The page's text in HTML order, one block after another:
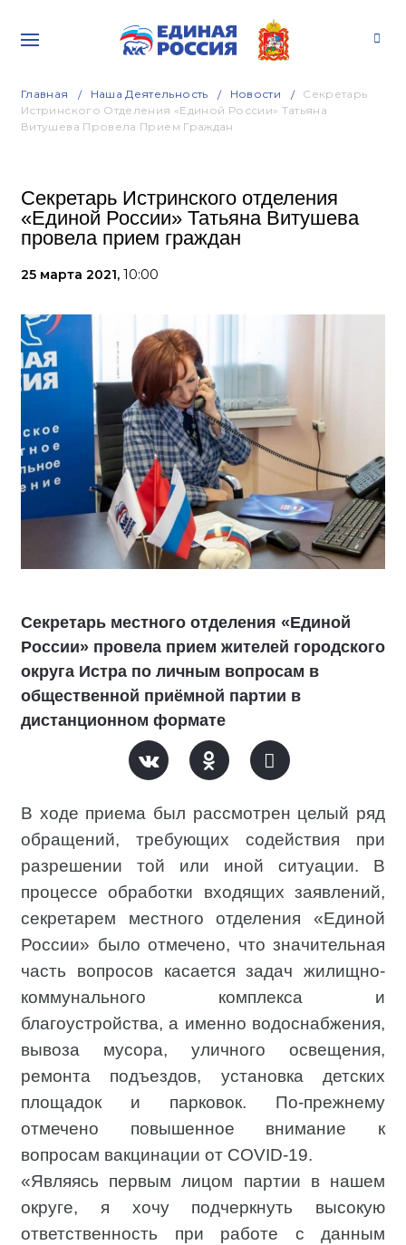
Главная Наша Деятельность Новости
Секретарь
Истринского Отделения «Единой России» Татьяна
Витушева Провела Прием Граждан
Секретарь Истринского отделения
«Единой России» Татьяна Витушева
провела прием граждан
25 марта 2021, 10:00
Секретарь местного отделения «Единой
России» провела прием жителей городского
округа Истра по личным вопросам в
общественной приёмной партии в
дистанционном формате
В ходе приема был рассмотрен целый ряд
обращений, требующих содействия при
разрешении той или иной ситуации. В
процессе обработки входящих заявлений,
секретарем местного отделения «Единой
России» было отмечено, что значительная
часть вопросов касается задач жилищно-
коммунального комплекса и
благоустройства, а именно водоснабжения,
вывоза мусора, уличного освещения,
ремонта подъездов, установка детских
площадок и парковок. По-прежнему
отмечено повышенное внимание к
вопросам вакцинации от COVID-19.
«Являясь первым лицом партии в нашем
округе, я хочу подчеркнуть высокую
ответственность при работе с данным